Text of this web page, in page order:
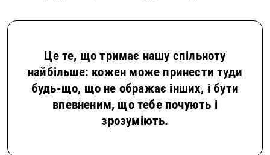
Це те, що тримає нашу спільноту
найбільше: кожен може принести туди
будь-що, що не ображає інших, і бути
впевненим, що тебе почують і
зрозуміють.